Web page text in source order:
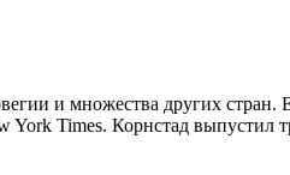
и множества других
Times. Корнстад